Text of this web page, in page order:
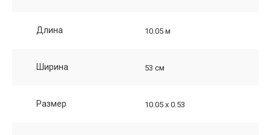
Длина 10.05 м
Ширина 53 см
Размер 10.05 х 0.53